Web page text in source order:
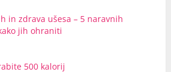
in zdrava ušesa – 5 naravnih
jih ohraniti
500 kalorij